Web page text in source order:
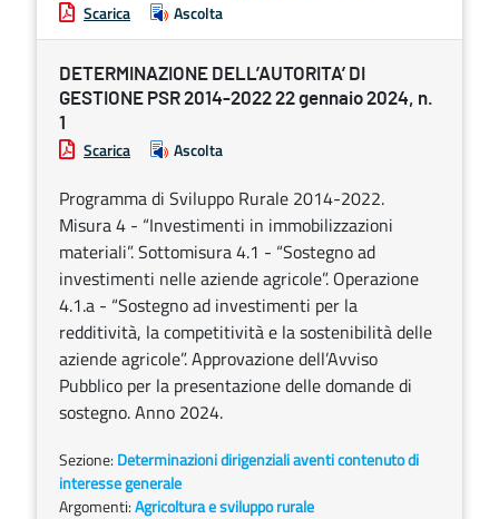
Scarica Ascolta
DETERMINAZIONE DELL’AUTORITA’ DI
GESTIONE PSR 2014-2022 22 gennaio 2024, n.
1
Scarica Ascolta
Programma di Sviluppo Rurale 2014-2022.
Misura 4 - “Investimenti in immobilizzazioni
materiali”. Sottomisura 4.1 - “Sostegno ad
investimenti nelle aziende agricole”. Operazione
4.1.a - “Sostegno ad investimenti per la
redditività, la competitività e la sostenibilità delle
aziende agricole”. Approvazione dell’Avviso
Pubblico per la presentazione delle domande di
sostegno. Anno 2024.
Sezione: Determinazioni dirigenziali aventi contenuto di
interesse generale
Argomenti:Agricoltura e sviluppo rurale